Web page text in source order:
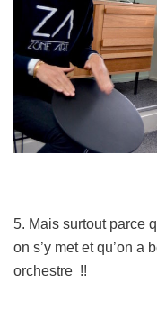
5. Mais surtout parce
on s’y met et qu’on a
orchestre !!